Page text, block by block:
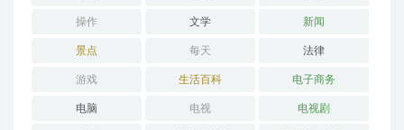
操作 文学 新闻
景点 每天 法律
游戏 生活百科 电子商务
电脑 电视 电视剧